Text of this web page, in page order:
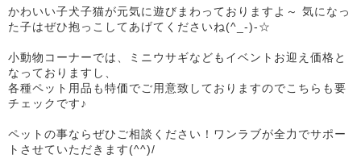
かわいい子犬子猫が元気に遊びまわっておりますよ～ 気になっ
た子はぜひ抱っこしてあげてくださいね(^_-)-☆
小動物コーナーでは、ミニウサギなどもイベントお迎え価格と
なっておりますし、
各種ペット用品も特価でご用意致しておりますのでこちらも要
チェックです♪
ペットの事ならぜひご相談ください！ワンラブが全力でサポー
トさせていただきます(^^)/